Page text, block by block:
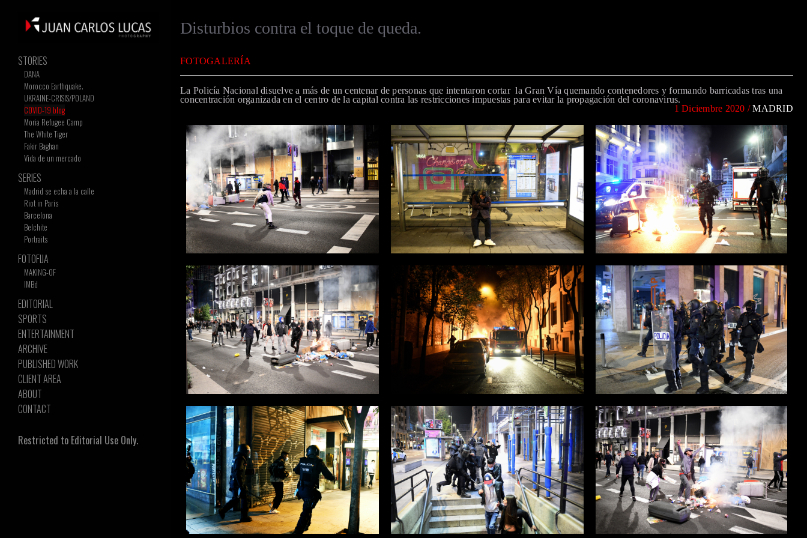
STORIES
DANA
Morocco Earthquake.
UKRAINE-CRISIS/POLAND
COVID-19 blog
Moria Refugee Camp
The White Tiger
Fakir Baghan
Vida de un mercado
SERIES
Madrid se echa a la calle
Riot in Paris
Barcelona
Belchite
Portraits
FOTOFIJA
MAKING-OF
IMBd
EDITORIAL
SPORTS
ENTERTAINMENT
ARCHIVE
PUBLISHED WORK
CLIENT AREA
ABOUT
CONTACT
Restricted to Editorial Use Only.
Disturbios contra el toque de queda.
FOTOGALERÍA
La Policía Nacional disuelve a más de un centenar de personas que intentaron cortar la Gran Vía quemando contenedores y formando barricadas tras una
concentración organizada en el centro de la capital contra las restricciones impuestas para evitar la propagación del coronavirus.
1 Diciembre 2020 /MADRID